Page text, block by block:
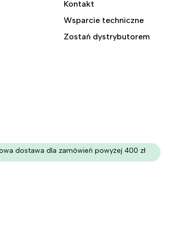
Kontakt
Wsparcie techniczne
Zostań dystrybutorem
dostawa dla zamówień powyżej 400 zł